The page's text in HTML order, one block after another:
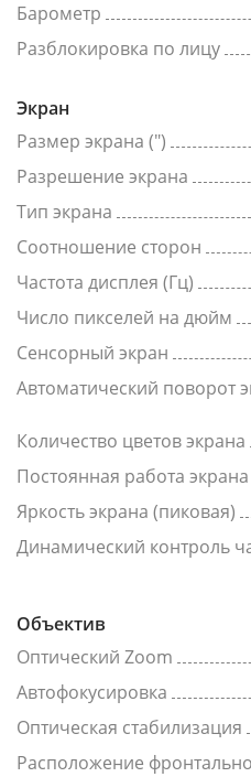
Барометр
Разблокировка по лицу
Экран
Размер экрана (")
Разрешение экрана
Тип экрана
Соотношение сторон
Частота дисплея (Гц)
Число пикселей на дюйм
Сенсорный экран
Автоматический поворот
Количество цветов экрана
Постоянная работа экрана
Яркость экрана (пиковая)
Динамический контроль
Объектив
Оптический Zoom
Автофокусировка
Оптическая стабилизация
Расположение